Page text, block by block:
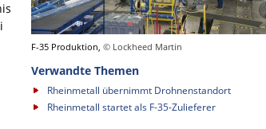
F-35 Produktion, © Lockheed Martin
Verwandte Themen
Rheinmetall übernimmt Drohnenstandort
Rheinmetall startet als F-35-Zulieferer